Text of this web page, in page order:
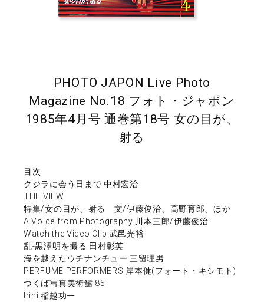
PHOTO JAPON Live Photo
Magazine No.18 フォト・ジャポン
1985年4月号 通巻第18号 女の目が、
射る
目次
クジラに会う日まで 中村宏治
THE VIEW
特集/女の目が、射る 文/伊藤俊治、高野育郎、ほか
A Voice from Photography 川本三郎/伊藤俊治
Watch the Video Clip 武邑光裕
乱-黒澤明を撮る 田村彰英
海を越えたウチナンチュー 三留理男
PERFUME PERFORMERS 岸本健(フォート・キシモト)
つくば写真美術館'85
Irini 稲越功一